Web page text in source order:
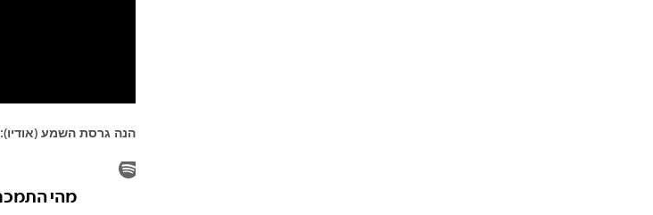
הנה גרסת השמע (אודיו):